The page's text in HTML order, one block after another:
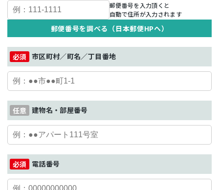
郵便番号を入力頂くと
自動で住所が入力されます
郵便番号を調べる（日本郵便HPへ）
市区町村／町名／丁目番地
建物名・部屋番号
電話番号